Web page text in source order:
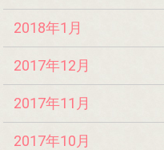
2018年1月
2017年12月
2017年11月
2017年10月